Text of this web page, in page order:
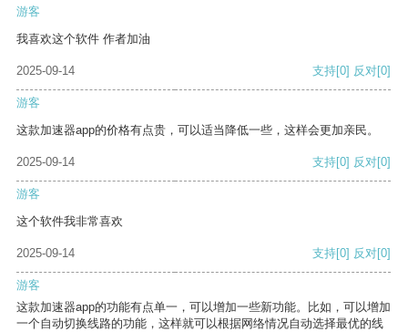
游客
我喜欢这个软件 作者加油
2025-09-14 支持[0] 反对[0]
游客
这款加速器app的价格有点贵，可以适当降低一些，这样会更加亲民。
2025-09-14 支持[0] 反对[0]
游客
这个软件我非常喜欢
2025-09-14 支持[0] 反对[0]
游客
这款加速器app的功能有点单一，可以增加一些新功能。比如，可以增加
一个自动切换线路的功能，这样就可以根据网络情况自动选择最优的线